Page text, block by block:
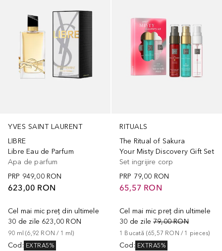
YVES SAINT LAURENT
LIBRE
Libre Eau de Parfum
Apa de parfum
PRP 949,00 RON
623,00 RON
Cel mai mic preț din ultimele
30 de zile 623,00 RON
90 ml (6,92 RON / 1 ml)
Cod : EXTRA5%
RITUALS
The Ritual of Sakura
Your Misty Discovery Gift Set
Set ingrijire corp
PRP 79,00 RON
65,57 RON
Cel mai mic preț din ultimele
30 de zile 79,00 RON
1 Bucată (65,57 RON / 1 pieces)
Cod : EXTRA5%